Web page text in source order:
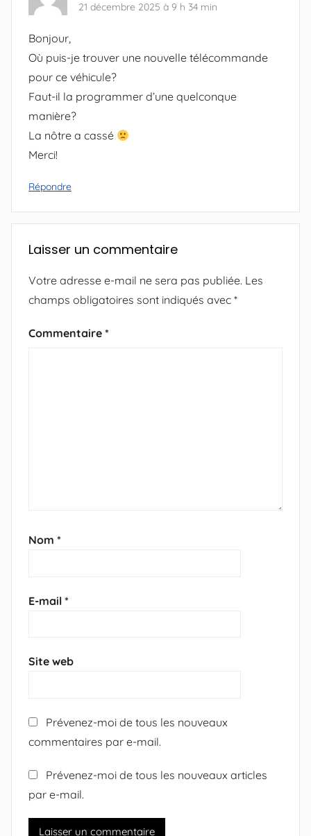
21 décembre 2025 à 9 h 34 min
Bonjour,
Où puis-je trouver une nouvelle télécommande
pour ce véhicule?
Faut-il la programmer d’une quelconque
manière?
La nôtre a cassé
Merci!
Répondre
Laisser un commentaire
Votre adresse e-mail ne sera pas publiée. Les
champs obligatoires sont indiqués avec *
Commentaire *
Nom *
E-mail *
Site web
Prévenez-moi de tous les nouveaux
commentaires par e-mail.
Prévenez-moi de tous les nouveaux articles
par e-mail.